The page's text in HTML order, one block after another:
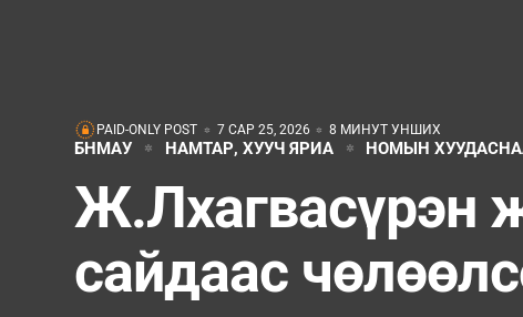
PAID-ONLY POST 7 САР 25, 2026 8 МИНУТ УНШИХ
БНМАУ НАМТАР, ХУУЧ ЯРИА НОМЫН
Ж.Лхагвасүрэн
сайдаас